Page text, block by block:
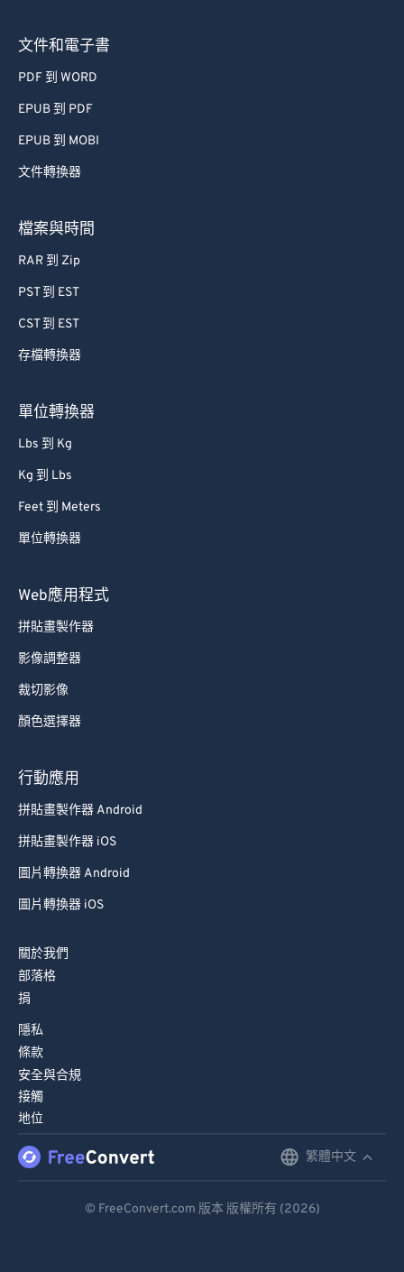
文件和電子書
PDF 到 WORD
EPUB 到 PDF
EPUB 到 MOBI
文件轉換器
檔案與時間
RAR 到 Zip
PST 到 EST
CST 到 EST
存檔轉換器
單位轉換器
Lbs 到 Kg
Kg 到 Lbs
Feet 到 Meters
單位轉換器
Web應用程式
拼貼畫製作器
影像調整器
裁切影像
顏色選擇器
行動應用
拼貼畫製作器 Android
拼貼畫製作器 iOS
圖片轉換器 Android
圖片轉換器 iOS
關於我們
部落格
捐
隱私
條款
安全與合規
接觸
地位
繁體中文
© FreeConvert.com 版本 版權所有 (2026)